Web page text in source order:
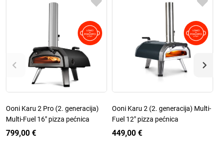
Ooni Karu 2 Pro (2. generacija)
Multi-Fuel 16" pizza pećnica
799,00 €
Ooni Karu 2 (2. generacija) Multi-
Fuel 12" pizza pećnica
449,00 €